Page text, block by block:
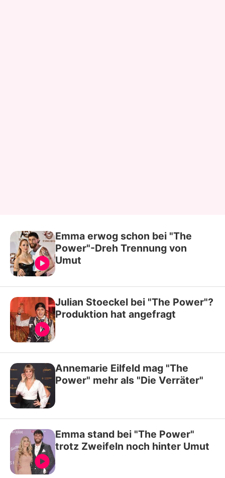
Emma erwog schon bei "The
Power"-Dreh Trennung von
Umut
Julian Stoeckel bei "The Power"?
Produktion hat angefragt
Annemarie Eilfeld mag "The
Power" mehr als "Die Verräter"
Emma stand bei "The Power"
trotz Zweifeln noch hinter Umut